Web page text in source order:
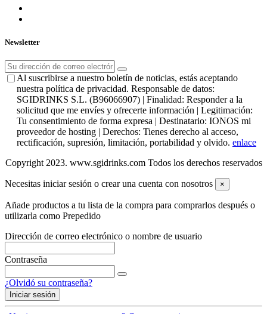
Newsletter
Al suscribirse a nuestro boletín de noticias, estás aceptando
nuestra política de privacidad. Responsable de datos:
SGIDRINKS S.L. (B96066907) | Finalidad: Responder a la
solicitud que me envíes y ofrecerte información | Legitimación:
Tu consentimiento de forma expresa | Destinatario: IONOS mi
proveedor de hosting | Derechos: Tienes derecho al acceso,
rectificación, supresión, limitación, portabilidad y olvido. enlace
Copyright 2023. www.sgidrinks.com Todos los derechos reservados
Necesitas iniciar sesión o crear una cuenta con nosotros ×
Añade productos a tu lista de la compra para comprarlos después o
utilizarla como Prepedido
Dirección de correo electrónico o nombre de usuario
Contraseña
¿Olvidó su contraseña?
Iniciar sesión